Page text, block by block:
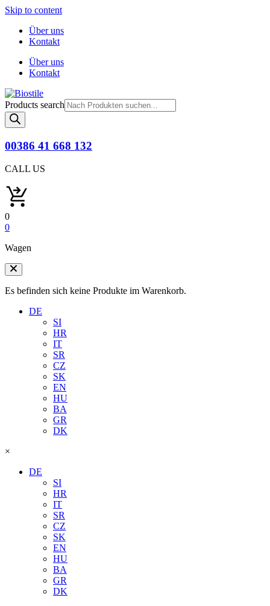
Skip to content
Über uns
Kontakt
Über uns
Kontakt
Products search
00386 41 668 132
CALL US
0
0
Wagen
Es befinden sich keine Produkte im Warenkorb.
DE
SI
HR
IT
SR
CZ
SK
EN
HU
BA
GR
DK
×
DE
SI
HR
IT
SR
CZ
SK
EN
HU
BA
GR
DK